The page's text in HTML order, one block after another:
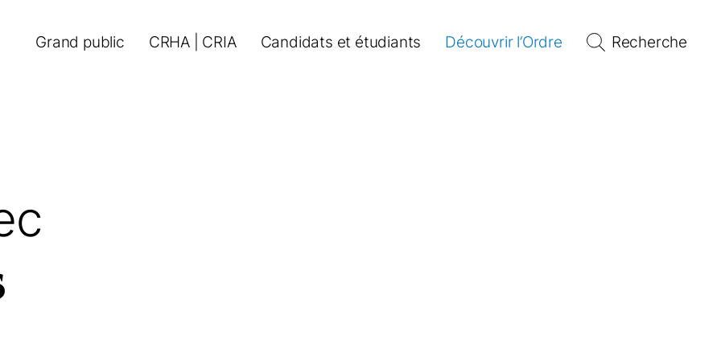
Grand public CRHA | CRIA Candidats et étudiants Découvrir l’Ordre Recherche